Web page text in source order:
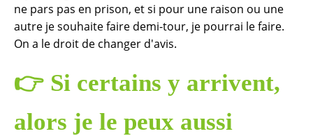
ne pars pas en prison, et si pour une raison ou une
autre je souhaite faire demi-tour, je pourrai le faire.
On a le droit de changer d'avis.
👉 Si certains y arrivent,
alors je le peux aussi